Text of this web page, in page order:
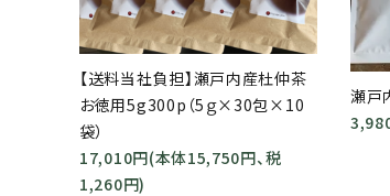
【送料当社負担】瀬戸内産杜仲茶
お徳用5g300p（5ｇ×30包×10
袋）
17,010円(本体15,750円、税
1,260円)
瀬戸